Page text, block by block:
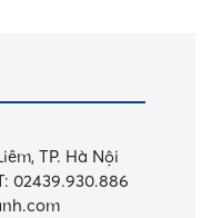
TP. Hà Nội
02439.930.886